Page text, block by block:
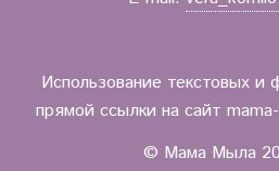
Использование текстовых и
прямой ссылки на сайт
© Мама Мыла